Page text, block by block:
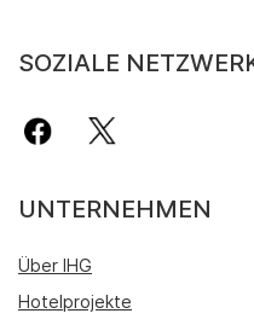
SOZIALE
UNTERNEHMEN
Über IHG
Hotelprojekte